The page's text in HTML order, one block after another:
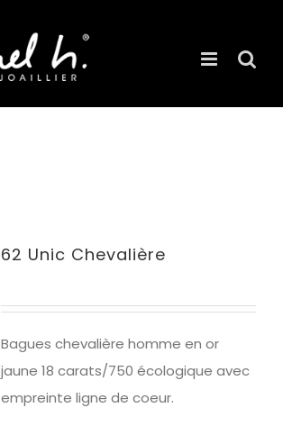
62 Unic Chevalière
Bagues chevalière homme en or
jaune 18 carats/750 écologique avec
empreinte ligne de coeur.